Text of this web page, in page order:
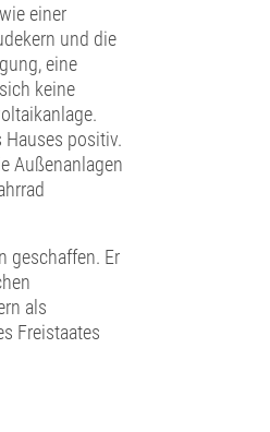
einer
und die
eine
keine
positiv.
Außenanlagen
geschaffen. Er
als
Freistaates